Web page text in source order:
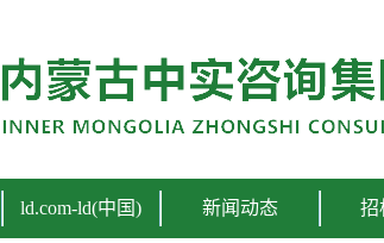
ld.com-ld(中国) 新闻动态 招